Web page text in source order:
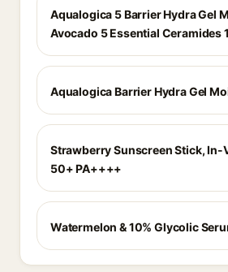
Aqualogica 5 Barrier Hydra Gel
Avocado 5 Essential Ceramides
Aqualogica Barrier Hydra Gel
Strawberry Sunscreen Stick, In-
50+ PA++++
Watermelon & 10% Glycolic